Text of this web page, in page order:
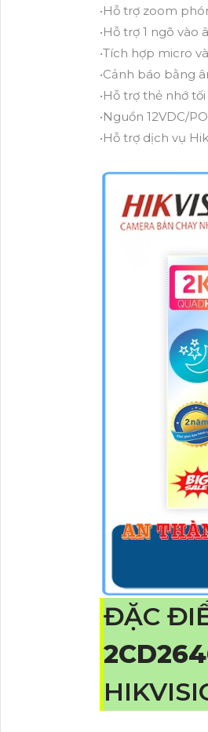
•Hỗ trợ zoom
•Hỗ trợ 1 ngõ vào
•Tích hợp micro
•Cảnh báo bằng
•Hỗ trợ thẻ nhớ
•Nguồn 12VDC/
•Hỗ trợ dịch vụ
ĐẶC